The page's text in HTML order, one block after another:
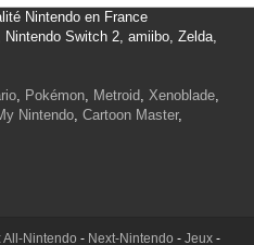
Nintendo en France
Switch 2, amiibo, Zelda,
, Pokémon, Metroid, Xenoblade,
Nintendo, Cartoon Master,
All-Nintendo - Next-Nintendo - Jeux-